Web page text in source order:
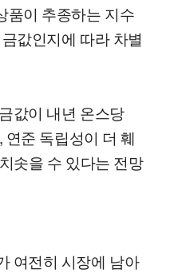
품이 추종하는 지수
값인지에 따라 차별
값이 내년 온스당
준 독립성이 더 훼
솟을 수 있다는 전망
여전히 시장에 남아